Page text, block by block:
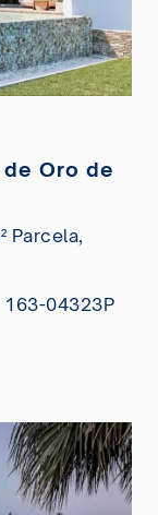
Oro de
Parcela,
163-04323P